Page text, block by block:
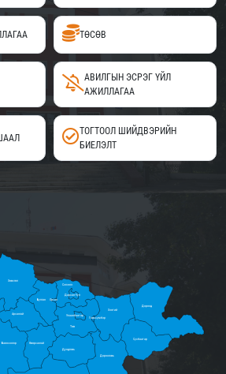
ТӨСӨВ
АВИЛГЫН ЭСРЭГ ҮЙЛ
АЖИЛЛАГАА
ТОГТООЛ ШИЙДВЭРИЙН
БИЕЛЭЛТ
Дорнод
Сүхбаатар
Дорноговь
Баянхонгор
Хөвсгөл
Булган
Сэлэнгэ
Хэнтий
Дархан-Уул
Төв
Архангай
Орхон
Дундговь
Өвөрхангай
Говьсүмбэр
Улаанбаатар